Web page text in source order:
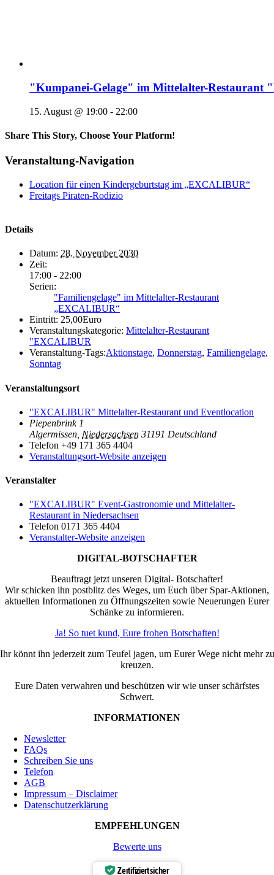
"Kumpanei-Gelage" im Mittelalter-
15. August @ 19:00 - 22:00
Share This Story, Choose Your Platform!
Veranstaltung-Navigation
Location für einen Kindergeburtstag im „EXCALIBUR“
Freitags Piraten-Rodizio
Details
Datum: 28. November 2030
Zeit:
17:00 - 22:00
Serien:
"Familiengelage" im Mittelalter-Restaurant
„EXCALIBUR“
Eintritt: 25,00Euro
Veranstaltungskategorie: Mittelalter-Restaurant
"EXCALIBUR
Veranstaltung-Tags:Aktionstage, Donnerstag, Familiengelage,
Sonntag
Veranstaltungsort
"EXCALIBUR" Mittelalter-Restaurant und Eventlocation
Piepenbrink 1
Algermissen Niedersachsen 31191 Deutschland
Telefon +49 171 365 4404
Veranstaltungsort-Website anzeigen
Veranstalter
"EXCALIBUR" Event-Gastronomie und Mittelalter-
Restaurant in Niedersachsen
Telefon 0171 365 4404
Veranstalter-Website anzeigen
DIGITAL-BOTSCHAFTER
Beauftragt jetzt unseren Digital- Botschafter!
Wir schicken ihn postblitz des Weges, um Euch über Spar-Aktionen,
aktuellen Informationen zu Öffnungszeiten sowie Neuerungen Eurer
Schänke zu informieren.
Ja! So tuet kund, Eure frohen Botschaften!
Ihr könnt ihn jederzeit zum Teufel jagen, um Eurer Wege nicht mehr zu
kreuzen.
Eure Daten verwahren und beschützen wir wie unser schärfstes
Schwert.
INFORMATIONEN
Newsletter
FAQs
Schreiben Sie uns
Telefon
AGB
Impressum – Disclaimer
Datenschutzerklärung
EMPFEHLUNGEN
Bewerte uns
Zertifiziert sicher